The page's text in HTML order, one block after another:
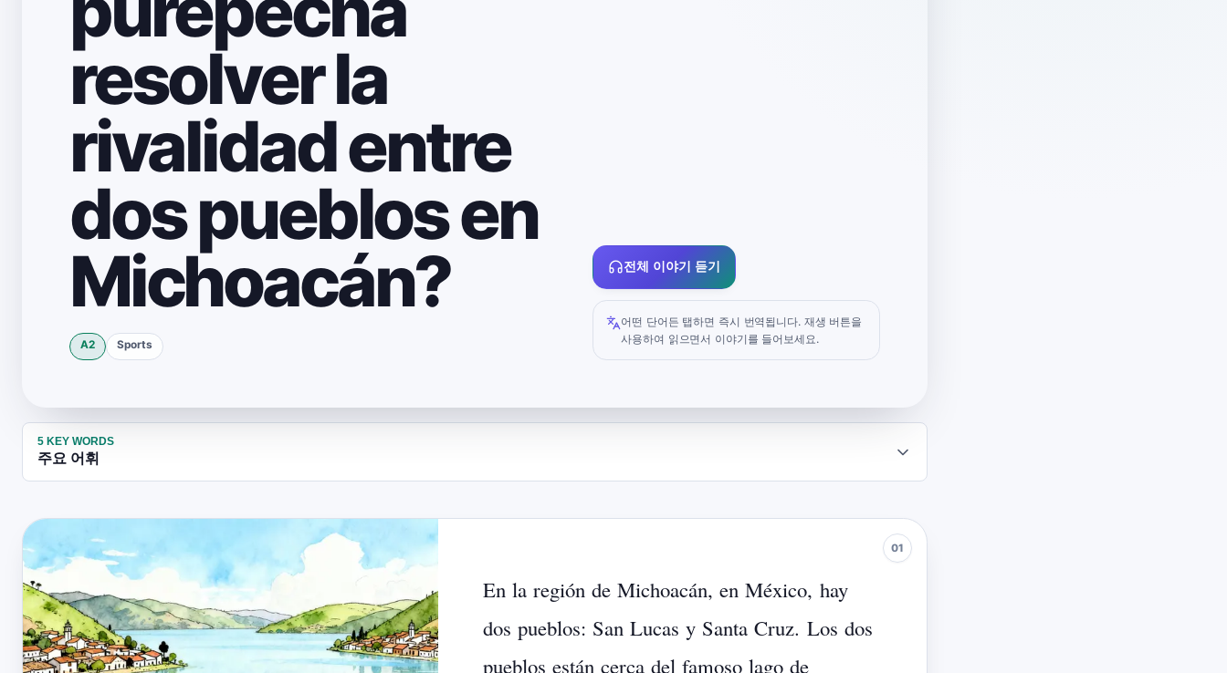
resolver la
rivalidad entre
dos pueblos en
Michoacán?
A2 Sports
전체 이야기 듣기
어떤 단어든 탭하면 즉시 번역됩니다. 재생 버튼을
사용하여 읽으면서 이야기를 들어보세요.
5 KEY WORDS
주요 어휘
En la región de Michoacán, en México, hay
dos pueblos: San Lucas y Santa Cruz. Los dos
pueblos están cerca del famoso lago de